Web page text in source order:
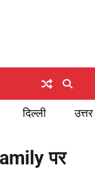
दिल्ली
पर